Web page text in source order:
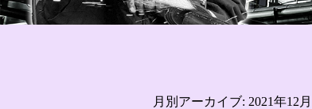
月別アーカイブ: 2021年12月